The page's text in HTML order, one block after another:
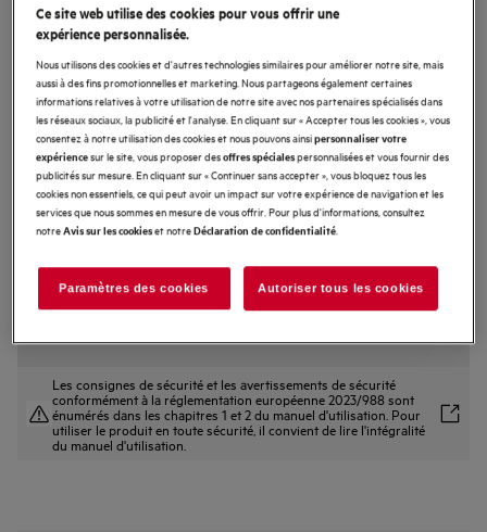
9000 SensePro - taque à induction,
80 cm
0 (0)
Fiche Produit UE
Avantages produit
Cuisson de précision avec plaque de cuisson à induction 9000 SensePro®.
Plaque de cuisson à induction SensePro®. Une chauffe précise, toujours à
point.
Avec l’affichage tactile CookSmart, vous avez le contrôle total de la cuisson.
Les consignes de sécurité et les avertissements de sécurité
conformément à la réglementation européenne 2023/988 sont
énumérés dans les chapitres 1 et 2 du manuel d'utilisation. Pour
utiliser le produit en toute sécurité, il convient de lire l'intégralité
du manuel d'utilisation.
Ce site web utilise des cookies pour vous offrir une
expérience personnalisée.
Nous utilisons des cookies et d'autres technologies similaires pour améliorer notre site, mais
aussi à des fins promotionnelles et marketing. Nous partageons également certaines
informations relatives à votre utilisation de notre site avec nos partenaires spécialisés dans
les réseaux sociaux, la publicité et l'analyse. En cliquant sur « Accepter tous les cookies », vous
consentez à notre utilisation des cookies et nous pouvons ainsipersonnaliser votre
expériencesur le site, vous proposer desoffres spécialespersonnalisées et vous fournir des
publicités sur mesure. En cliquant sur « Continuer sans accepter », vous bloquez tous les
cookies non essentiels, ce qui peut avoir un impact sur votre expérience de navigation et les
services que nous sommes en mesure de vous offrir. Pour plus d'informations, consultez
notreAvis sur les cookieset notreDéclaration de confidentialité.
Paramètres des cookies Autoriser tous les cookies